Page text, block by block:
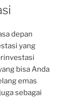
depan
yang
bisa Anda
emas
sebagai